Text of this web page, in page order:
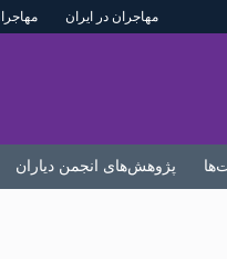
مهاجران در ایران
پژوهش‌های انجمن دیاران